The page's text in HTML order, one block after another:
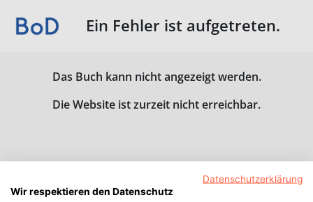
Ein Fehler ist aufgetreten.
Das Buch kann nicht angezeigt werden.
Die Website ist zurzeit nicht erreichbar.
Datenschutzerklärung
Wir respektieren den Datenschutz